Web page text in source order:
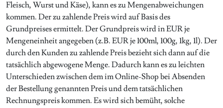
Fleisch, Wurst und Käse), kann es zu Mengenabweichungen
kommen. Der zu zahlende Preis wird auf Basis des
Grundpreises ermittelt. Der Grundpreis wird in EUR je
Mengeneinheit angegeben (z.B. EUR je 100ml, 100g, 1kg, 1l). Der
durch den Kunden zu zahlende Preis bezieht sich dann auf die
tatsächlich abgewogene Menge. Dadurch kann es zu leichten
Unterschieden zwischen dem im Online-Shop bei Absenden
der Bestellung genannten Preis und dem tatsächlichen
Rechnungspreis kommen. Es wird sich bemüht, solche